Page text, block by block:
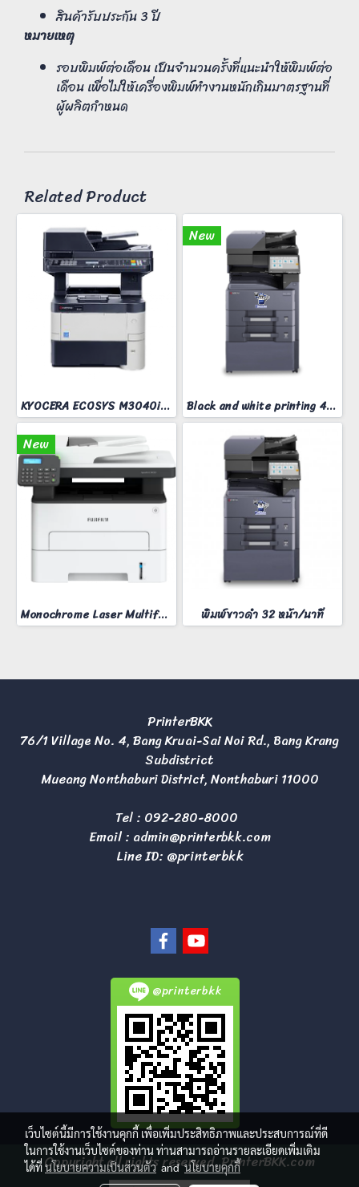
สินค้ารับประกัน 3 ปี
หมายเหตุ
รอบพิมพ์ต่อเดือน เป็นจำนวนครั้งที่แนะนำให้พิมพ์ต่อ
เดือน เพื่อไม่ให้เครื่องพิมพ์ทำงานหนักเกินมาตรฐานที่
ผู้ผลิตกำหนด
Related Product
KYOCERA ECOSYS M3040idn
New
Black and white printing 40 pages/minute
New
Monochrome Laser Multifunction printer ApeosPort 3410SD พิมพ์ขาวดำ 32 หน้า/นาที
PrinterBKK
76/1 Village No. 4, Bang Kruai-Sai Noi Rd., Bang Krang
Subdistrict
Mueang Nonthaburi District, Nonthaburi 11000
Tel : 092-280-8000
Email : admin@printerbkk.com
Line ID: @printerbkk
@printerbkk
Copyright all rights reserved. PrinterBKK.com
เว็บไซต์นี้มีการใช้งานคุกกี้ เพื่อเพิ่มประสิทธิภาพและประสบการณ์ที่ดี
ในการใช้งานเว็บไซต์ของท่าน ท่านสามารถอ่านรายละเอียดเพิ่มเติม
ได้ที่นโยบายความเป็นส่วนตัวandนโยบายคุกกี้